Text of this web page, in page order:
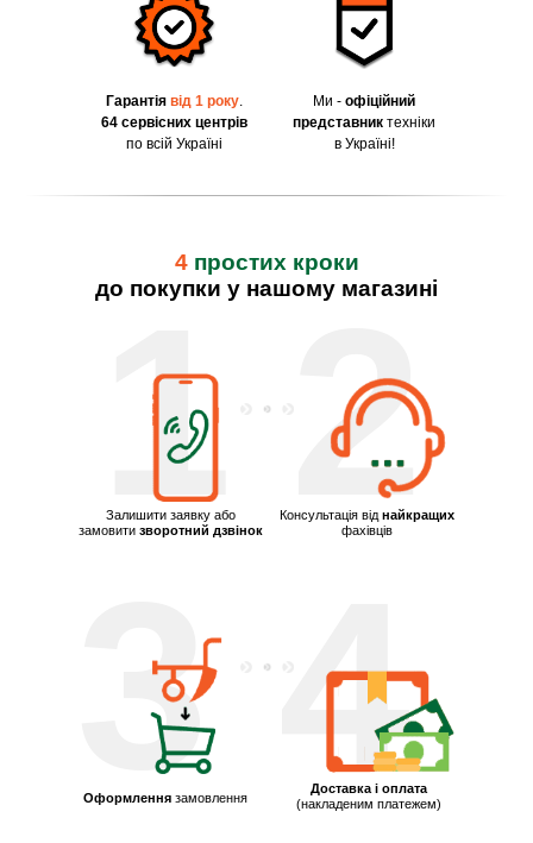
Гарантія від 1 року.
64 сервісних центрів
по всій Україні
Ми - офіційний
представник техніки
в Україні!
1
4
3
2
Залишити заявку або
замовити зворотний дзвінок
Консультація від найкращих
фахівців
Оформлення замовлення
Доставка і оплата
(накладеним платежем)
4 простих кроки
до покупки у нашому магазині